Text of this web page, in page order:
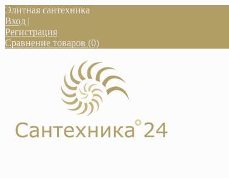
Элитная сантехника
Вход |
Регистрация
Сравнение товаров (0)